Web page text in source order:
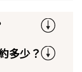
多少？